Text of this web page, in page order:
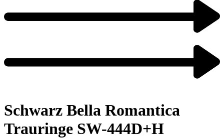
navigation
Schwarz Bella Romantica
Trauringe SW-444D+H